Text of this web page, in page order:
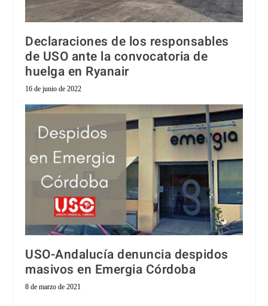
Declaraciones de los responsables
de USO ante la convocatoria de
huelga en Ryanair
16 de junio de 2022
USO-Andalucía denuncia despidos
masivos en Emergia Córdoba
8 de marzo de 2021